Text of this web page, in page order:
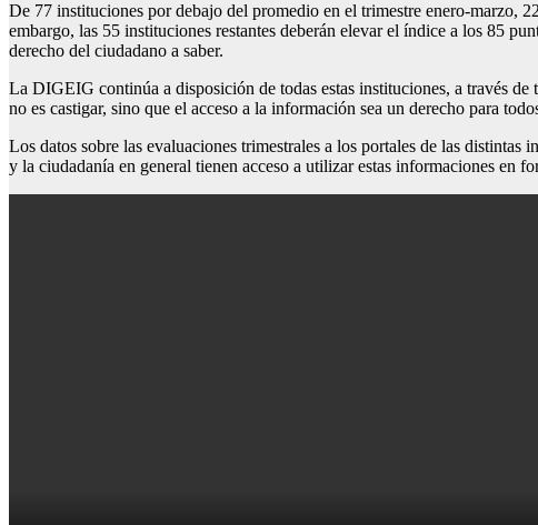
De 77 instituciones por debajo del promedio en el trimestre enero-marzo,
embargo, las 55 instituciones restantes deberán elevar el índice a los 85
derecho del ciudadano a saber.
La DIGEIG continúa a disposición de todas estas instituciones, a través
no es castigar, sino que el acceso a la información sea un derecho para
Los datos sobre las evaluaciones trimestrales a los portales de las
y la ciudadanía en general tienen acceso a utilizar estas informaciones en